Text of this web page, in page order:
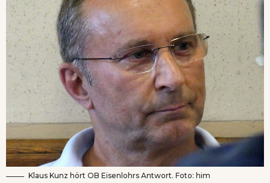
Klaus Kunz hört OB Eisenlohrs Antwort. Foto: him